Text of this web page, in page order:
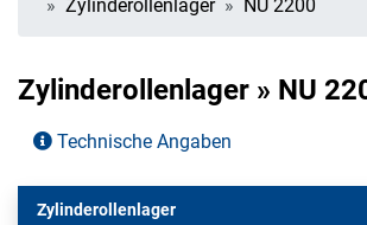
Zylinderollenlager
NU 2200
Zylinderollenlager » NU
Technische Angaben
Zylinderollenlager